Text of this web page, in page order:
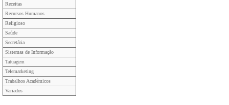
Receitas
Recursos Humanos
Religioso
Saúde
Secretária
Sistemas de Informação
Tatuagem
Telemarketing
Trabalhos Acadêmicos
Variados